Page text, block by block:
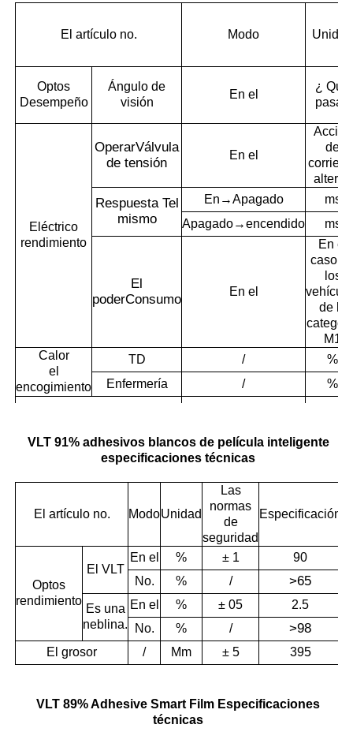
El artículo no. Modo Unidad
Optos
Desempeño
Ángulo de
visión
En el
¿ Qué
pasa?
Eléctrico
rendimiento
OperarVálvula
de tensión
En el
Acción
de
alterna
Respuesta Tel
mismo
En→Apagado
ms
Apagado→encendido
ms
El
poderConsumo
En el
En el
caso
los
de la
M1
Calor
el
encogimiento
TD /
%
Enfermería
/
%
△E (reflexión)
No.
Temperatura de trabajo / °C
Temperatura de
Humedad de
almacenamiento
Duración de vida En el
VLT 91% adhesivos blancos de película inteligente
especificaciones técnicas
El artículo no. ModoUnidad
Las
normas
de
seguridad
Especificación
Optos
rendimiento
El VLT
En el % ± 1
90
No.
% / >65
Es una
neblina.
En el % ± 05
2.5
No.
% / >98
El grosor / Mm ± 5 395
VLT 89% Adhesive Smart Film Especificaciones
técnicas